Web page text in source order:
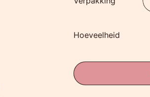
Hoeveelheid